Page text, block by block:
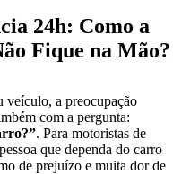
24h: Como a
Fique na Mão?
veículo, a preocupação
com a pergunta:
. Para motoristas de
que dependa do carro
de prejuízo e muita dor de